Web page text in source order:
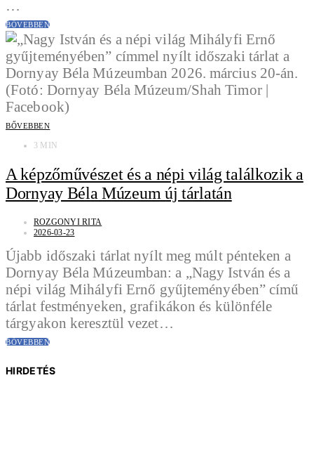
…
BŐVEBBEN
BŐVEBBEN
3 MIN
A képzőművészet és a népi világ találkozik a
Dornyay Béla Múzeum új tárlatán
ROZGONYI RITA
2026-03-23
Újabb időszaki tárlat nyílt meg múlt pénteken a
Dornyay Béla Múzeumban: a „Nagy István és a
népi világ Mihályfi Ernő gyűjteményében” című
tárlat festményeken, grafikákon és különféle
tárgyakon keresztül vezet…
BŐVEBBEN
HIRDETÉS